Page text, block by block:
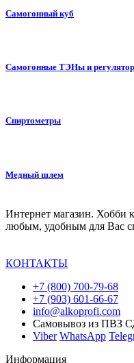
Самогонный куб
Самогонные ТЭНы и
Спиртометры
Медный шлем
Интернет магазин. Хобби
любым, удобным для Вас
КОНТАКТЫ
+7 (800) 700-79-68
+7 (903) 601-66-67
info@alkoprofi.com
Самовывоз из ПВЗ
Viber WhatsApp
Информация